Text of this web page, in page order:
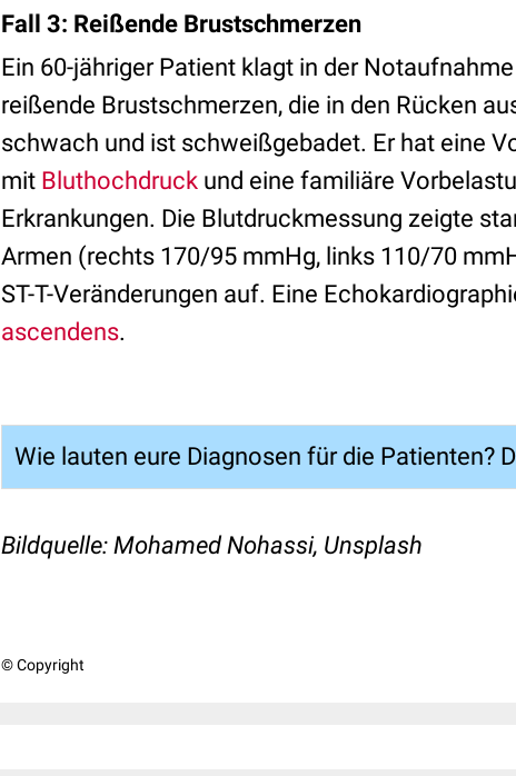
Fall 3: Reißende Brustschmerzen
Ein 60-jähriger Patient klagt in der
reißende Brustschmerzen, die in den Rücken
schwach und ist schweißgebadet. Er hat eine
mit Bluthochdruck und eine familiäre
Erkrankungen. Die Blutdruckmessung zeigte
Armen (rechts 170/95 mmHg, links 110/70
ST-T-Veränderungen auf. Eine
ascendens.
Wie lauten eure Diagnosen für die Patienten?
Bildquelle: Mohamed Nohassi, Unsplash
© Copyright